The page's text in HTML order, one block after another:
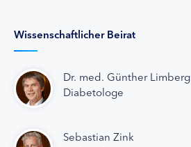
Wissenschaftlicher Beirat
Dr. med. Günther Limberg
Diabetologe
Sebastian Zink